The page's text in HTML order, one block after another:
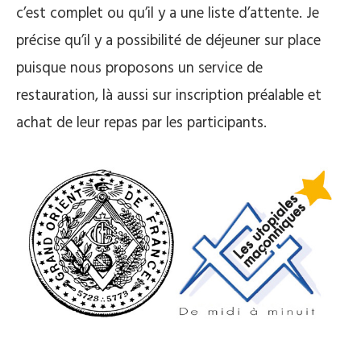
c’est complet ou qu’il y a une liste d’attente. Je
précise qu’il y a possibilité de déjeuner sur place
puisque nous proposons un service de
restauration, là aussi sur inscription préalable et
achat de leur repas par les participants.